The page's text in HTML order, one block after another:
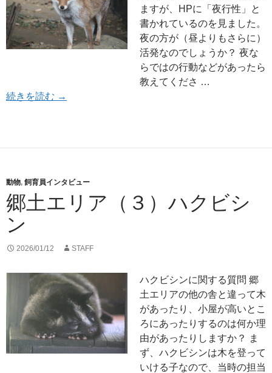
ますが、HPに「夜行性」と
書かれているのを見ました。
夜の方が（昼よりもさらに）
活発なのでしょうか？ 夜な
らではの行動などがあったら
教えてくださ …
続きを読む 郷土エリア（４）ホンドギツネ
→
動物, 飼育員インタビュー
郷土エリア（３）ハクビシ
ン
2026/01/12 STAFF
ハクビシンに関する質問 郷
土エリアの他の舎と違って木
があったり、小屋が高いとこ
ろにあったりするのは何か理
由があったりしますか？ ま
ず、ハクビシンは木を登って
いける子なので、当時の担当